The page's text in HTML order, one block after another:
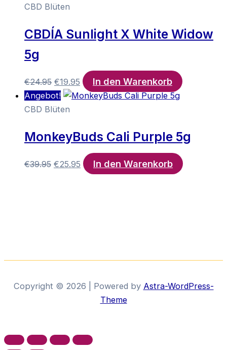
war:
CBD Blüten
CBDÍA Sunlight X White Widow
5g
€24.95 Ursprünglicher
Preis
war:
€19.95 Aktueller
Preis
In den Warenkorb
Angebot!
CBD Blüten
MonkeyBuds Cali Purple 5g
€39.95 Ursprünglicher
€25.95 Aktueller
Preis
In den Warenkorb
Copyright © 2026 | Powered by Astra-WordPress-
Theme